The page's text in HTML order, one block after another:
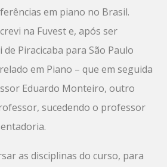
em piano no Brasil.
na Fuvest e, após ser
Piracicaba para São Paulo
em Piano – que em seguida
Eduardo Monteiro, outro
sucedendo o professor
as disciplinas do curso, para